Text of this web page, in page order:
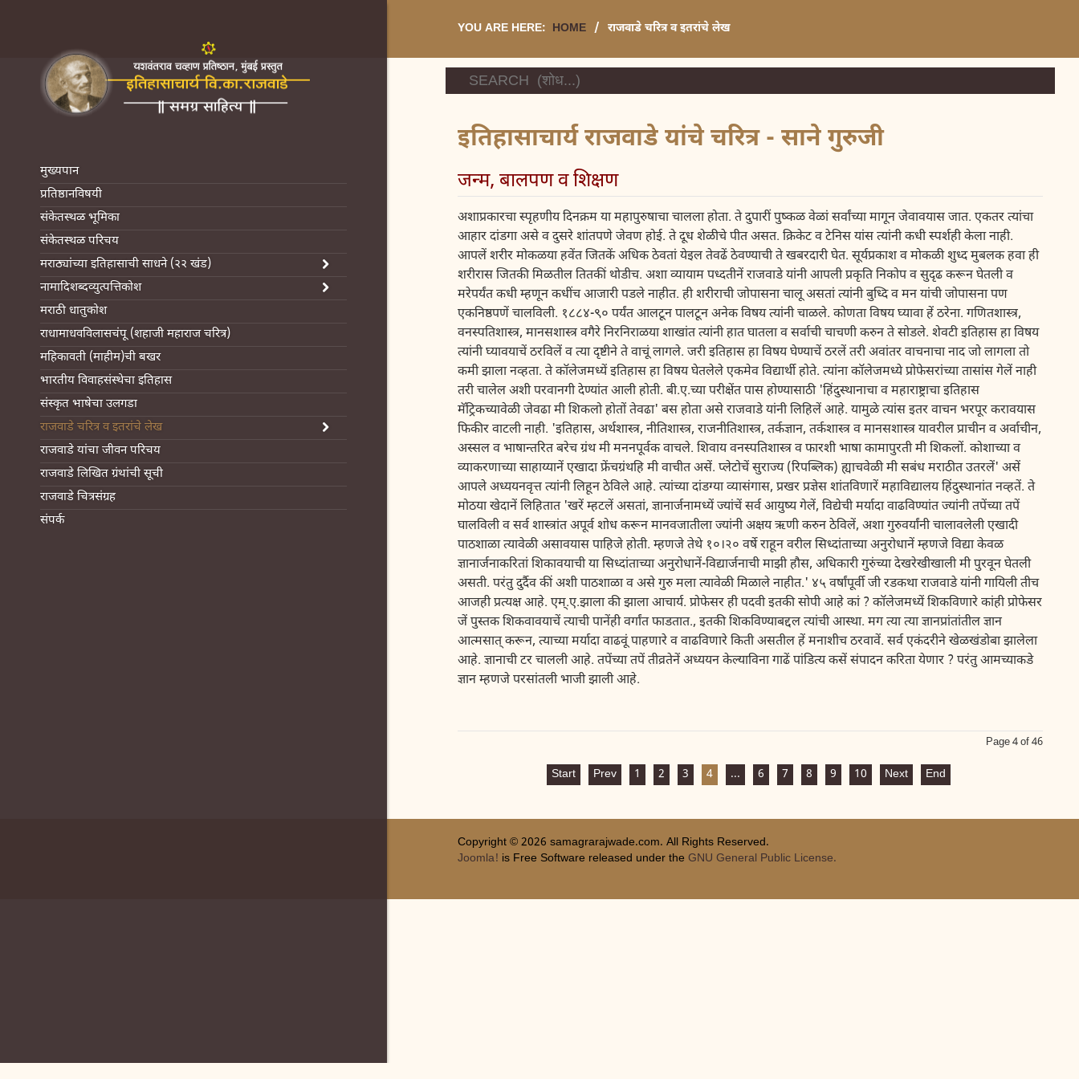
मुख्यपान
प्रतिष्ठानविषयी
संकेतस्थळ भूमिका
संकेतस्थळ परिचय
मराठ्यांच्या इतिहासाची साधने (२२ खंड)
नामादिशब्दव्युत्पत्तिकोश
मराठी धातुकोश
राधामाधवविलासचंपू (शहाजी महाराज चरित्र)
महिकावती (माहीम)ची बखर
भारतीय विवाहसंस्थेचा इतिहास
संस्कृत भाषेचा उलगडा
राजवाडे चरित्र व इतरांचे लेख
राजवाडे यांचा जीवन परिचय
राजवाडे लिखित ग्रंथांची सूची
राजवाडे चित्रसंग्रह
संपर्क
YOU ARE HERE: HOME / राजवाडे चरित्र व इतरांचे लेख
इतिहासाचार्य राजवाडे यांचे चरित्र - साने गुरुजी
जन्म, बालपण व शिक्षण
अशाप्रकारचा स्पृहणीय दिनक्रम या महापुरुषाचा चालला होता. ते दुपारीं पुष्कळ वेळां सर्वांच्या मागून जेवावयास जात. एकतर त्यांचा
आहार दांडगा असे व दुसरे शांतपणे जेवण होई. ते दूध शेळीचे पीत असत. क्रिकेट व टेनिस यांस त्यांनी कधी स्पर्शही केला नाही.
आपलें शरीर मोकळया हवेंत जितकें अधिक ठेवतां येइल तेवढें ठेवण्याची ते खबरदारी घेत. सूर्यप्रकाश व मोकळी शुध्द मुबलक हवा ही
शरीरास जितकी मिळतील तितकीं थोडीच. अशा व्यायाम पध्दतीनें राजवाडे यांनी आपली प्रकृति निकोप व सुदृढ करून घेतली व
मरेपर्यंत कधी म्हणून कधींच आजारी पडले नाहीत. ही शरीराची जोपासना चालू असतां त्यांनी बुध्दि व मन यांची जोपासना पण
एकनिष्ठपणें चालविली. १८८४-९० पर्यंत आलटून पालटून अनेक विषय त्यांनी चाळले. कोणता विषय घ्यावा हें ठरेना. गणितशास्त्र,
वनस्पतिशास्त्र, मानसशास्त्र वगैरे निरनिराळया शाखांत त्यांनी हात घातला व सर्वाची चाचणी करुन ते सोडले. शेवटी इतिहास हा विषय
त्यांनी घ्यावयाचें ठरविलें व त्या दृष्टीने ते वाचूं लागले. जरी इतिहास हा विषय घेण्याचें ठरलें तरी अवांतर वाचनाचा नाद जो लागला तो
कमी झाला नव्हता. ते कॉलेजमध्यें इतिहास हा विषय घेतलेले एकमेव विद्यार्थी होते. त्यांना कॉलेजमध्ये प्रोफेसरांच्या तासांस गेलें नाही
तरी चालेल अशी परवानगी देण्यांत आली होती. बी.ए.च्या परीक्षेंत पास होण्यासाठी 'हिंदुस्थानाचा व महाराष्ट्राचा इतिहास
मॅट्रिकच्यावेळी जेवढा मी शिकलो होतों तेवढा' बस होता असे राजवाडे यांनी लिहिलें आहे. यामुळे त्यांस इतर वाचन भरपूर करावयास
फिकीर वाटली नाही. 'इतिहास, अर्थशास्त्र, नीतिशास्त्र, राजनीतिशास्त्र, तर्कज्ञान, तर्कशास्त्र व मानसशास्त्र यावरील प्राचीन व अर्वाचीन,
अस्सल व भाषान्तरित बरेच ग्रंथ मी मननपूर्वक वाचले. शिवाय वनस्पतिशास्त्र व फारशी भाषा कामापुरती मी शिकलों. कोशाच्या व
व्याकरणाच्या साहाय्यानें एखादा फ्रेंचग्रंथहि मी वाचीत असें. प्लेटोचें सुराज्य (रिपब्लिक) ह्याचवेळी मी सबंध मराठीत उतरलें' असें
आपले अध्ययनवृत्त त्यांनी लिहून ठेविले आहे. त्यांच्या दांडग्या व्यासंगास, प्रखर प्रज्ञेस शांतविणारें महाविद्यालय हिंदुस्थानांत नव्हतें. ते
मोठया खेदानें लिहितात 'खरें म्हटलें असतां, ज्ञानार्जनामध्यें ज्यांचें सर्व आयुष्य गेलें, विद्येची मर्यादा वाढविण्यांत ज्यांनी तपेंच्या तपें
घालविली व सर्व शास्त्रांत अपूर्व शोध करून मानवजातीला ज्यांनी अक्षय ऋणी करुन ठेविलें, अशा गुरुवर्यांनी चालावलेली एखादी
पाठशाळा त्यावेळी असावयास पाहिजे होती. म्हणजे तेथे १०।२० वर्षे राहून वरील सिध्दांताच्या अनुरोधानें म्हणजे विद्या केवळ
ज्ञानार्जनाकरितां शिकावयाची या सिध्दांताच्या अनुरोधानें-विद्यार्जनाची माझी हौस, अधिकारी गुरुंच्या देखरेखीखाली मी पुरवून घेतली
असती. परंतु दुर्दैव कीं अशी पाठशाळा व असे गुरु मला त्यावेळी मिळाले नाहीत.' ४५ वर्षांपूर्वी जी रडकथा राजवाडे यांनी गायिली तीच
आजही प्रत्यक्ष आहे. एम्.ए.झाला की झाला आचार्य. प्रोफेसर ही पदवी इतकी सोपी आहे कां ? कॉलेजमध्यें शिकविणारे कांही प्रोफेसर
जें पुस्तक शिकवावयाचें त्याची पानेंही वर्गांत फाडतात., इतकी शिकविण्याबद्दल त्यांची आस्था. मग त्या त्या ज्ञानप्रांतांतील ज्ञान
आत्मसात् करून, त्याच्या मर्यादा वाढवूं पाहणारे व वाढविणारे किती असतील हें मनाशीच ठरवावें. सर्व एकंदरीने खेळखंडोबा झालेला
आहे. ज्ञानाची टर चालली आहे. तपेंच्या तपें तीव्रतेनें अध्ययन केल्याविना गाढें पांडित्य कसें संपादन करिता येणार ? परंतु आमच्याकडे
ज्ञान म्हणजे परसांतली भाजी झाली आहे.
Page 4 of 46
Start Prev 1 2 3 4 ... 6 7 8 9 10 Next End
Copyright © 2026 samagrarajwade.com. All Rights Reserved.
Joomla! is Free Software released under the GNU General Public License.